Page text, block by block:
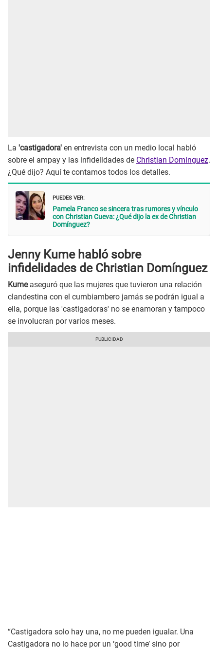
La 'castigadora' en entrevista con un medio local habló
sobre el ampay y las infidelidades de Christian Domínguez.
¿Qué dijo? Aquí te contamos todos los detalles.
PUEDES VER:
Pamela Franco se sincera tras rumores y vínculo
con Christian Cueva: ¿Qué dijo la ex de Christian
Domínguez?
Jenny Kume habló sobre
infidelidades de Christian Domínguez
Kumeaseguró que las mujeres que tuvieron una relación
clandestina con el cumbiambero jamás se podrán igual a
ella, porque las 'castigadoras' no se enamoran y tampoco
se involucran por varios meses.
“Castigadora solo hay una, no me pueden igualar. Una
Castigadora no lo hace por un ‘good time’ sino por